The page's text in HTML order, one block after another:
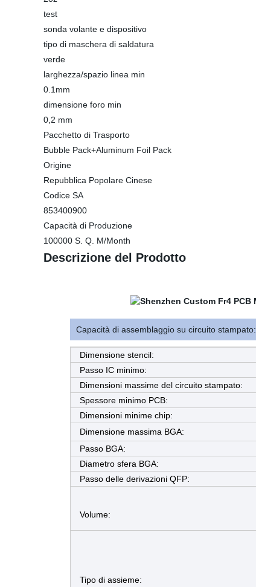
test
sonda volante e dispositivo
tipo di maschera di saldatura
verde
larghezza/spazio linea min
0.1mm
dimensione foro min
0,2 mm
Pacchetto di Trasporto
Bubble Pack+Aluminum Foil Pack
Origine
Repubblica Popolare Cinese
Codice SA
853400900
Capacità di Produzione
100000 S. Q. M/Month
Descrizione del Prodotto
Capacità di assemblaggio su circuito stampato:
Dimensione stencil:
Passo IC minimo:
Dimensioni massime del circuito stampato:
Spessore minimo PCB:
Dimensioni minime chip:
Dimensione massima BGA:
Passo BGA:
Diametro sfera BGA:
Passo delle derivazioni QFP:
Volume:
Tipo di assieme: